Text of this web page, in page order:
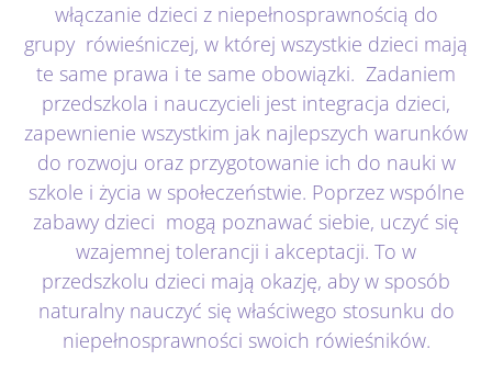
Kontakt
włączanie dzieci z niepełnosprawnością do
grupy rówieśniczej, w której wszystkie dzieci mają
te same prawa i te same obowiązki. Zadaniem
przedszkola i nauczycieli jest integracja dzieci,
zapewnienie wszystkim jak najlepszych warunków
do rozwoju oraz przygotowanie ich do nauki w
szkole i życia w społeczeństwie. Poprzez wspólne
zabawy dzieci mogą poznawać siebie, uczyć się
wzajemnej tolerancji i akceptacji. To w
przedszkolu dzieci mają okazję, aby w sposób
naturalny nauczyć się właściwego stosunku do
niepełnosprawności swoich rówieśników.